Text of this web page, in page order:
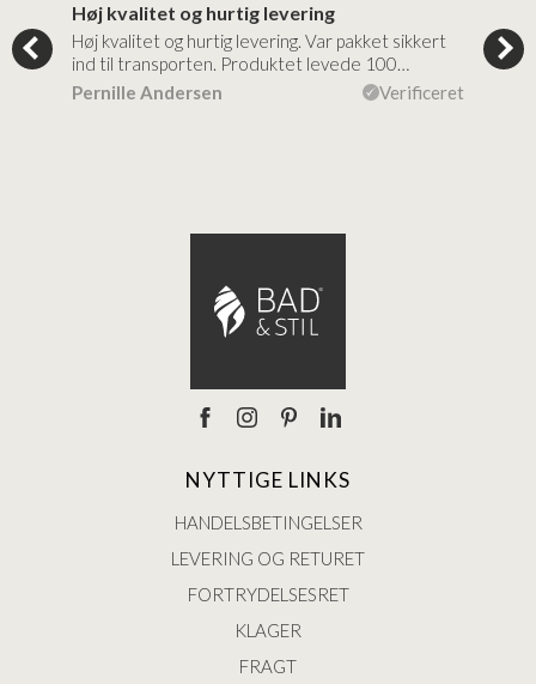
Høj kvalitet og hurtig levering
Høj kvalitet og hurtig levering. Var pakket sikkert
ind til transporten. Produktet levede 100…
Pernille Andersen
Verificeret
NYTTIGE LINKS
HANDELSBETINGELSER
LEVERING OG RETURET
FORTRYDELSESRET
KLAGER
FRAGT